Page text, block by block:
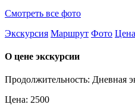
Смотреть все фото
Экскурсия Маршрут Фото Цена
О цене экскурсии
Продолжительность: Дневная
Цена: 2500